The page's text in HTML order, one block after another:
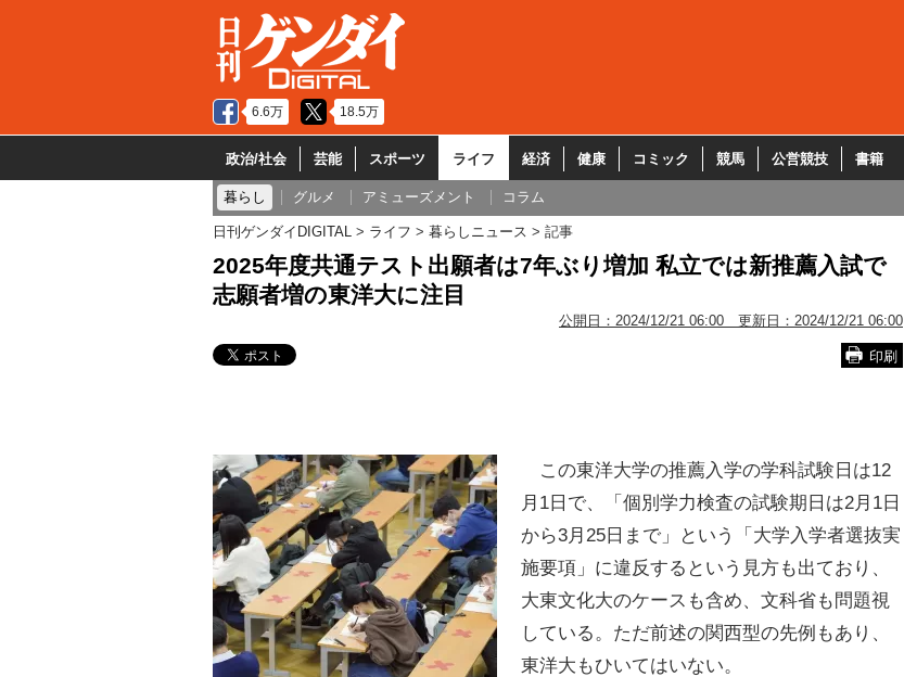
6.6万 18.5万
政治/社会 芸能 スポーツ ライフ 経済 健康 コミック 競馬 公営競技 書籍
暮らし グルメ アミューズメント コラム
日刊ゲンダイDIGITAL ライフ 暮らしニュース 記事
2025年度共通テスト出願者は7年ぶり増加 私立では新推薦入試で
志願者増の東洋大に注目
公開日： 2024/12/21 06:00 更新日： 2024/12/21 06:00
印刷
この東洋大学の推薦入学の学科試験日は12
月1日で、「個別学力検査の試験期日は2月1日
から3月25日まで」という「大学入学者選抜実
施要項」に違反するという見方も出ており、
大東文化大のケースも含め、文科省も問題視
している。ただ前述の関西型の先例もあり、
東洋大もひいてはいない。